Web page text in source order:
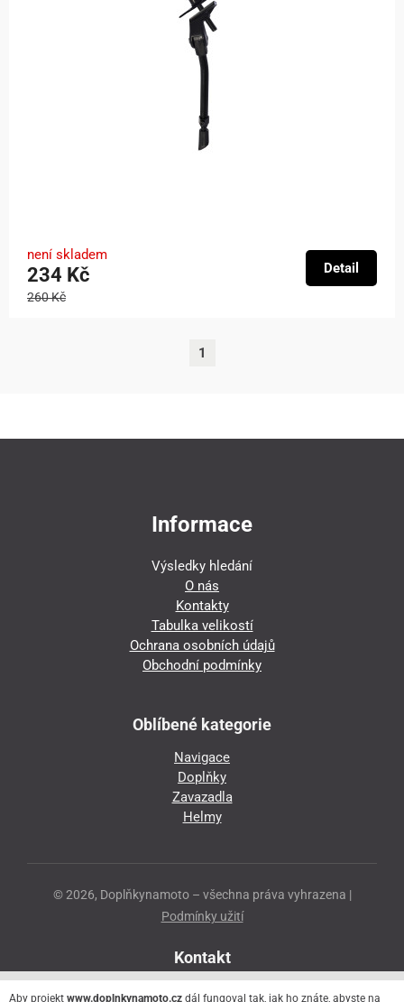
není skladem
234 Kč
260 Kč
Detail
1
Informace
Výsledky hledání
O nás
Kontakty
Tabulka velikostí
Ochrana osobních údajů
Obchodní podmínky
Oblíbené kategorie
Navigace
Doplňky
Zavazadla
Helmy
© 2026, Doplňkynamoto – všechna práva vyhrazena |
Podmínky užití
Kontakt
Přeloučská 86
Aby projekt www.doplnkynamoto.cz dál fungoval tak, jak ho znáte, abyste na